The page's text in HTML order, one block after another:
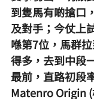
到隻馬有啲搶口
及對手；今仗上
喺第7位，馬群
得多，去到中段
最前，直路初段
Matenro Origin